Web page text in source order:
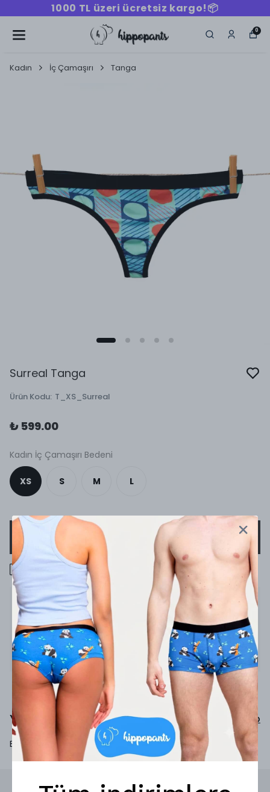
TL üzeri ücretsiz kargo!📦
0
Kadın İç Çamaşırı Tanga
Surreal Tanga
Ürün Kodu: T_XS_Surreal
₺ 599.00
Kadın İç Çamaşırı Bedeni
XS S M L
SEPETE EKLE
1000 TL üzeri ücretsiz kargo
Ürün Açıklaması
Gerçek olamayacak kadar rahat
%92 micro-modal
%8 elastan
Yorumlar Yorum Yap
Bu ürün için henüz yorum yapılmamış.